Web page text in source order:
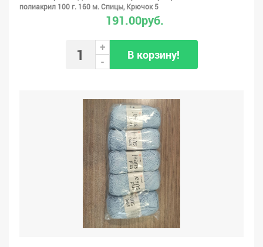
полиакрил 100 г. 160 м. Спицы, Крючок 5
191.00руб.
+
-
В корзину!